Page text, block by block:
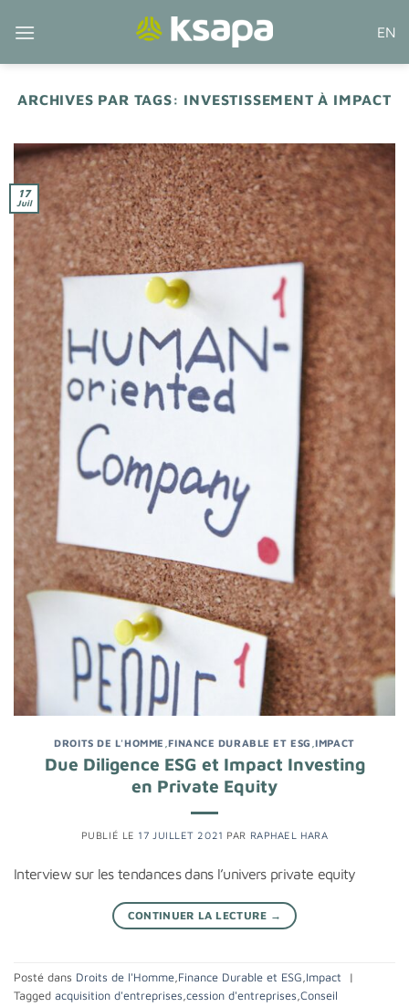
EN
ARCHIVES PAR TAGS: INVESTISSEMENT À IMPACT
17
Juil
DROITS DE L'HOMME ,FINANCE DURABLE ET ESG ,IMPACT
Due Diligence ESG et Impact Investing
en Private Equity
PUBLIÉ LE 17 JUILLET 2021 PAR RAPHAEL HARA
Interview sur les tendances dans l’univers private equity
CONTINUER LA LECTURE →
Posté dans Droits de l'Homme,Finance Durable et ESG,Impact
|
Tagged acquisition d'entreprises,cession d'entreprises,Conseil